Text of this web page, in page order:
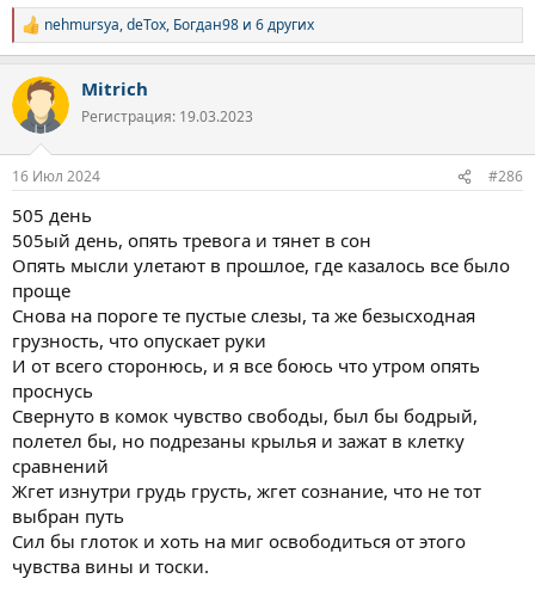
Р
е
к
ц
и
nehmursya,deTox, Богдан98 и 6 других
Mitrich
Регистрация: 19.03.2023
16 Июл 2024 #286
505 день
505ый день, опять тревога и тянет в сон
Опять мысли улетают в прошлое, где казалось все было
проще
Снова на пороге те пустые слезы, та же безысходная
грузность, что опускает руки
И от всего сторонюсь, и я все боюсь что утром опять
проснусь
Свернуто в комок чувство свободы, был бы бодрый,
полетел бы, но подрезаны крылья и зажат в клетку
сравнений
Жгет изнутри грудь грусть, жгет сознание, что не тот
выбран путь
Сил бы глоток и хоть на миг освободиться от этого
чувства вины и тоски.